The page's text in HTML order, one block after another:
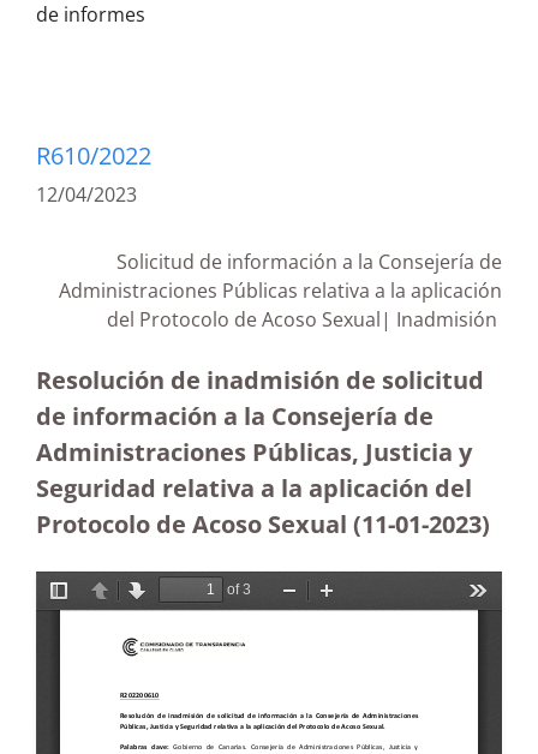
de informes
R610/2022
12/04/2023
Solicitud de información a la Consejería de
Administraciones Públicas relativa a la aplicación
del Protocolo de Acoso Sexual| Inadmisión
Resolución de inadmisión de solicitud
de información a la Consejería de
Administraciones Públicas, Justicia y
Seguridad relativa a la aplicación del
Protocolo de Acoso Sexual (11-01-2023)